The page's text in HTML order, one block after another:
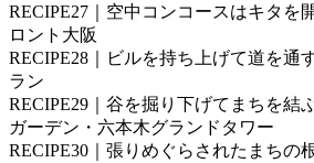
RECIPE27｜空中コンコースはキタを
ロント大阪
RECIPE28｜ビルを持ち上げて道を通
ラン
RECIPE29｜谷を掘り下げてまちを結
ガーデン・六本木グランドタワー
RECIPE30｜張りめぐらされたまちの